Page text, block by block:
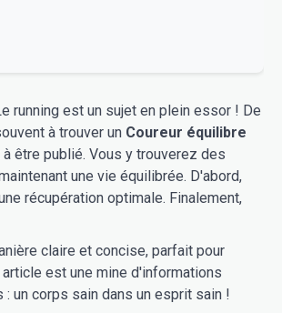
running est un sujet en plein essor ! De
à trouver un Coureur équilibre
être publié. Vous y trouverez des
une vie équilibrée. D'abord,
récupération optimale. Finalement,
claire et concise, parfait pour
est une mine d'informations
un corps sain dans un esprit sain !